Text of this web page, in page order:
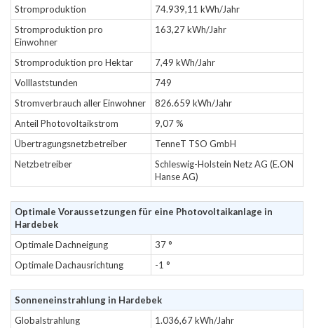
Stromproduktion
74.939,11 kWh/Jahr
Stromproduktion pro
Einwohner
163,27 kWh/Jahr
Stromproduktion pro Hektar
7,49 kWh/Jahr
Volllaststunden
749
Stromverbrauch aller Einwohner
826.659 kWh/Jahr
Anteil Photovoltaikstrom
9,07 %
Übertragungsnetzbetreiber
TenneT TSO GmbH
Netzbetreiber
Schleswig-Holstein Netz AG (E.ON
Hanse AG)
Optimale Voraussetzungen für eine Photovoltaikanlage in
Hardebek
Optimale Dachneigung
37 °
Optimale Dachausrichtung
-1 °
Sonneneinstrahlung in Hardebek
Globalstrahlung
1.036,67 kWh/Jahr